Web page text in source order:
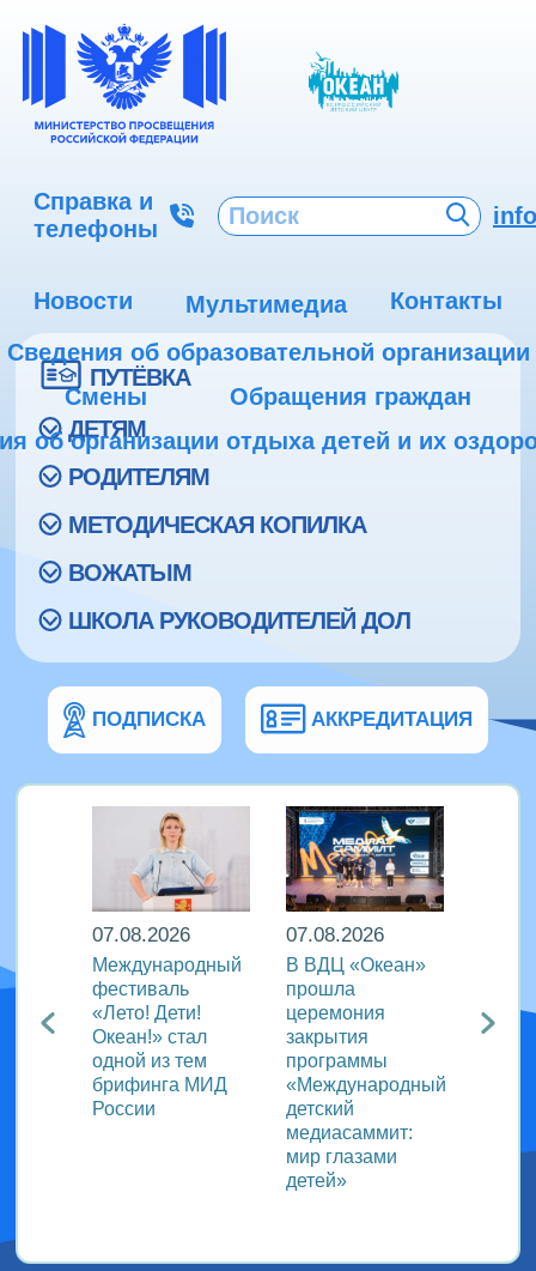
Справка и
телефоны
Новости Мультимедиа
Контакты
Сведения об образовательной организации
Смены
Обращения граждан
об организации отдыха детей и их
ПУТЁВКА
ДЕТЯМ
РОДИТЕЛЯМ
МЕТОДИЧЕСКАЯ КОПИЛКА
ВОЖАТЫМ
ШКОЛА РУКОВОДИТЕЛЕЙ ДОЛ
ПОДПИСКА АККРЕДИТАЦИЯ
07.08.2026
Международный
фестиваль
«Лето! Дети!
Океан!» стал
одной из тем
брифинга МИД
России
07.08.2026
В ВДЦ «Океан»
прошла
церемония
закрытия
программы
«Международный
детский
медиасаммит:
мир глазами
детей»
VIII